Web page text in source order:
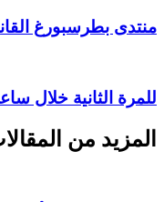
منتدى بطرسبورغ
للمرة الثانية خلال ساعات..
المزيد من